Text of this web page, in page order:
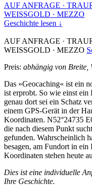
AUF ANFRAGE ·
WEISSGOLD · MEZZO
Geschichte lesen ↓
AUF ANFRAGE ·
WEISSGOLD · MEZZO
Preis: abhängig von Breite,
Das »Geocaching« ist ein
ist erprobt. So wie einst ein
genau dort sei ein Schatz
einem GPS-Gerät in der
Koordinaten. N52°24735
die nach diesem Punkt
gefunden. Wahrscheinlich
besagen, am Fundort in
Koordinaten stehen heute
Dies ist eine individuelle
Ihre Geschichte.